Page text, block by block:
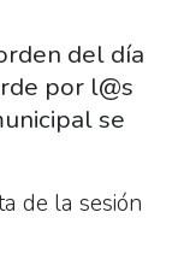
del día
por l@s
se
de la sesión